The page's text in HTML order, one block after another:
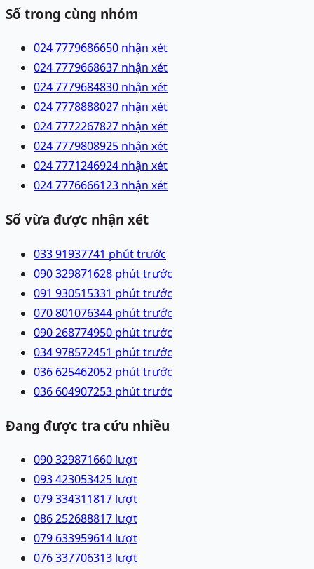
Số trong cùng nhóm
024 7779686650 nhận xét
024 7779668637 nhận xét
024 7779684830 nhận xét
024 7778888027 nhận xét
024 7772267827 nhận xét
024 7779808925 nhận xét
024 7771246924 nhận xét
024 7776666123 nhận xét
Số vừa được nhận xét
033 91937741 phút trước
090 329871628 phút trước
091 930515331 phút trước
070 801076344 phút trước
090 268774950 phút trước
034 978572451 phút trước
036 625462052 phút trước
036 604907253 phút trước
Đang được tra cứu nhiều
090 329871660 lượt
093 423053425 lượt
079 334311817 lượt
086 252688817 lượt
079 633959614 lượt
076 337706313 lượt